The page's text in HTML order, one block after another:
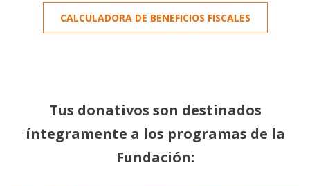
CALCULADORA DE BENEFICIOS FISCALES
Tus donativos son destinados
íntegramente a los programas de la
Fundación: